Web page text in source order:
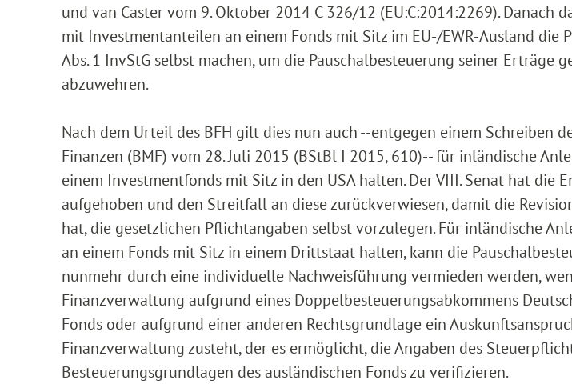
und van Caster vom 9. Oktober 2014 C 326/12 (EU:C:2014:2269). Danach
mit Investmentanteilen an einem Fonds mit Sitz im EU-/EWR-Ausland die
Abs. 1 InvStG selbst machen, um die Pauschalbesteuerung seiner Erträge
abzuwehren.
Nach dem Urteil des BFH gilt dies nun auch --entgegen einem Schreiben
Finanzen (BMF) vom 28. Juli 2015 (BStBl I 2015, 610)-- für inländische
einem Investmentfonds mit Sitz in den USA halten. Der VIII. Senat hat die
aufgehoben und den Streitfall an diese zurückverwiesen, damit die
hat, die gesetzlichen Pflichtangaben selbst vorzulegen. Für inländische
an einem Fonds mit Sitz in einem Drittstaat halten, kann die
nunmehr durch eine individuelle Nachweisführung vermieden werden,
Finanzverwaltung aufgrund eines Doppelbesteuerungsabkommens
Fonds oder aufgrund einer anderen Rechtsgrundlage ein
Finanzverwaltung zusteht, der es ermöglicht, die Angaben des
Besteuerungsgrundlagen des ausländischen Fonds zu verifizieren.